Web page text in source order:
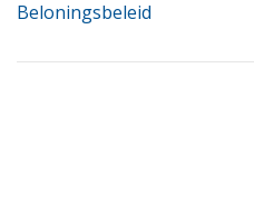
Beloningsbeleid